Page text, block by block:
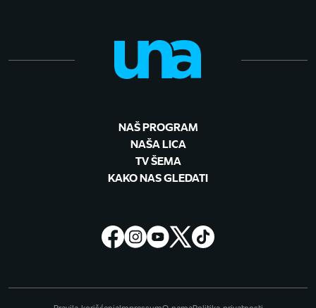
NAŠ PROGRAM
NAŠA LICA
TV ŠEMA
KAKO NAS GLEDATI